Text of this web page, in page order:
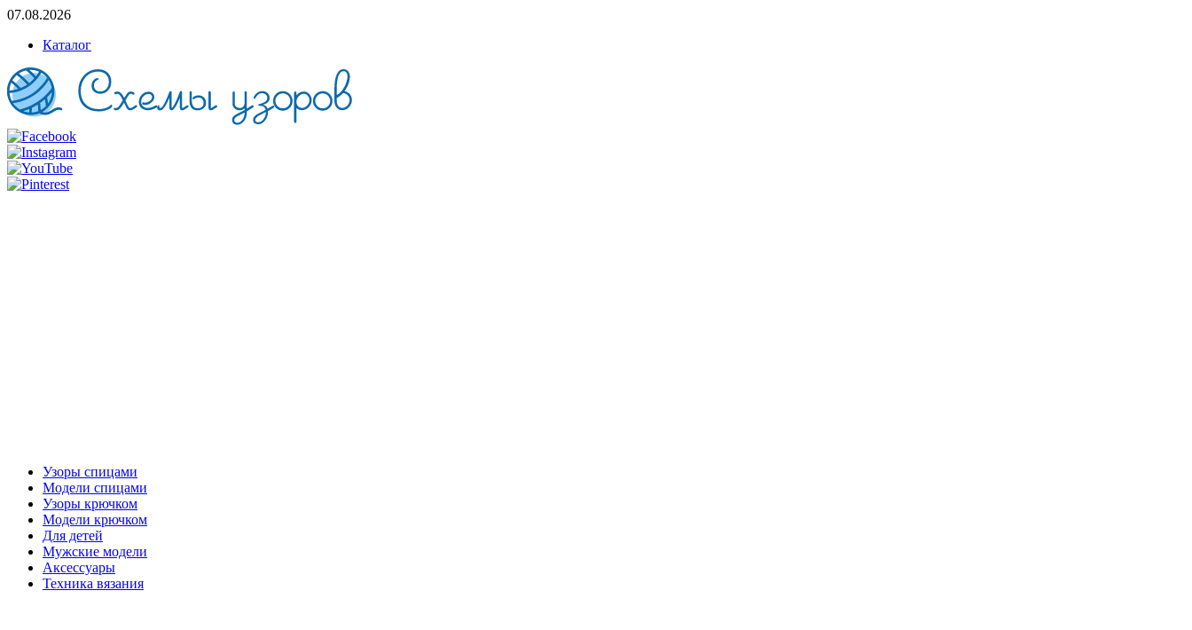
07.08.2026
Каталог
Узоры спицами
Модели спицами
Узоры крючком
Модели крючком
Для детей
Мужские модели
Аксессуары
Техника вязания